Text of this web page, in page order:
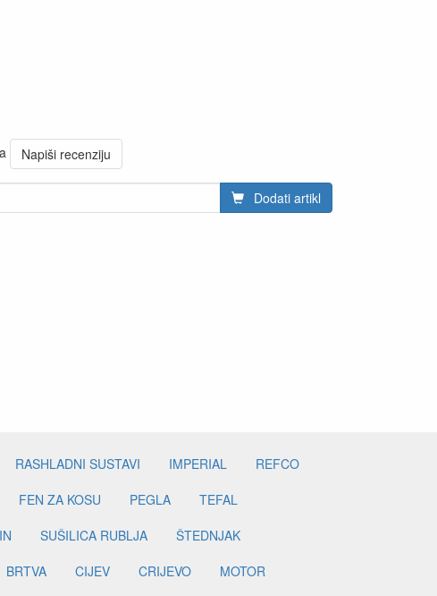
Napiši recenziju
Dodati artikl
RASHLADNI SUSTAVI IMPERIAL
REFCO
FEN ZA KOSU PEGLA
TEFAL
SUŠILICA RUBLJA
ŠTEDNJAK
BRTVA CIJEV CRIJEVO
MOTOR